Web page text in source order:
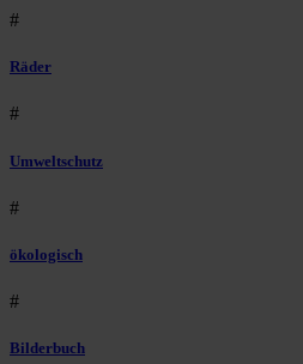
#
Räder
#
Umweltschutz
#
ökologisch
#
Bilderbuch